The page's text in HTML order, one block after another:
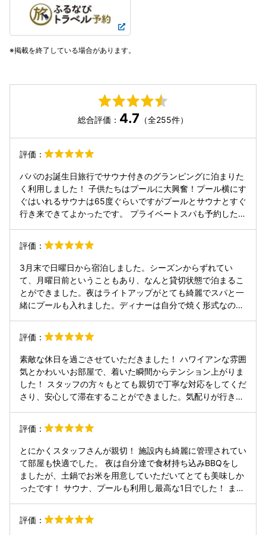
掲載を終了している場合があります。
総合評価： 4.7 （全255件）
評価：
パパのお誕生日旅行でサウナ付きのグランピングに泊まりた
く利用しました！ 子供たちはプールに大興奮！プール横にす
ぐはいれるサウナは65度ぐらいですがプールとサウナとすぐ
行き来できてよかったです。 プライベートスパも予約したの
たです！水風呂もありしっかり整ってました〜 ご飯も美味し
いし、くるくるパンなどキャンプっぽいご飯も子供たち含め
大満足でした😊 サプライズで用意したケーキも地元のパテ
ィシエさんのケーキでとても美味しかったです！ オーナー様
親切にして頂きどうもありがとうございました〜！
評価：
3月末で日曜日から宿泊しました。シーズンからずれてい
て、月曜日前ということもあり、なんと貸切状態で泊まるこ
とができました。夜はライトアップがとても綺麗でスパと一
緒にプールも入れました。ディナーは自分で焼く形式なので
ら、スタッフさんが、細かいところまで提案してくださり、
最後に写真まで撮ってくださいました。スタッフさんがとて
も親切でサービスもしてもらい、とても貴重な時間を過ごせ
ました。シーズンには他の楽しみ方もあるそうなので、また
夏に利用したいと思います！
評価：
素敵な休日を過ごさせていただきました！ ハワイアンな雰囲
気とかわいいお部屋で、着いた瞬間からテンション上がりま
した！ スタッフの方々もとても親切で丁寧な対応をしてくだ
さり、安心して滞在することができました。気配りが行き届
テを持ち込んでバーベキューを楽しみましたが、本当に最高
でした。 サウナやプールもおしゃれで清潔感があり、しっか
りリラックスできました。日々の疲れを癒すにはぴったりの
空間です。 近くにはひたち海浜公園があり、ちょうどネモフ
ィラの時期だったので、満開のお花畑を楽しめました。宿泊
と観光の両方を満喫できる立地も良かったです。 贅沢な時間
をありがとうございました！ またぜひ訪れたいです！
評価：
とにかくスタッフさんが親切！ 施設内も綺麗に管理されてい
て部屋も快適でした。 夜は自分達で食材持ち込みBBQをし
ましたが、土鍋でお米を用意していただいてとても美味しか
ったです！ サウナ、プールも利用し最高な1日でした！ また
評価：